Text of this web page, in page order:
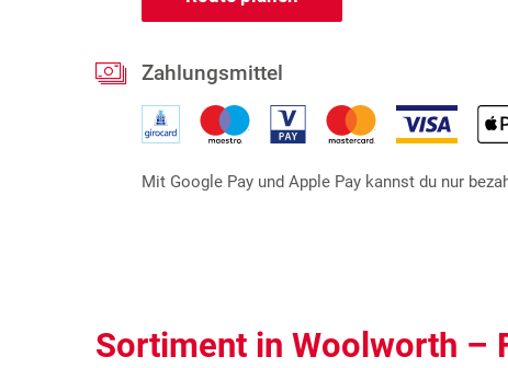
Zahlungsmittel
Mit Google Pay und Apple Pay kannst du nur
Sortiment in Woolworth –